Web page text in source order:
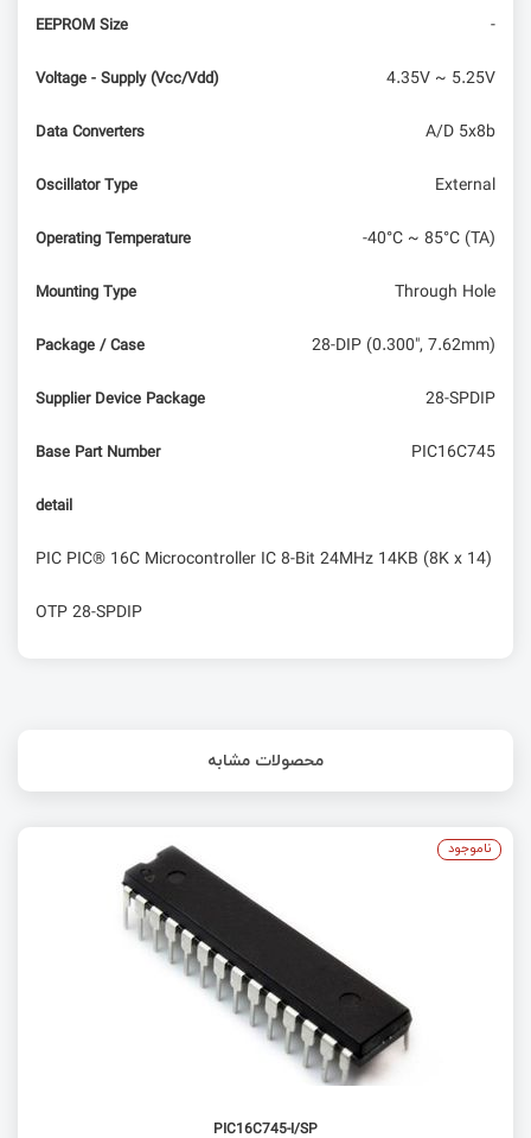
EEPROM Size -
Voltage - Supply (Vcc/Vdd) 4.35V ~ 5.25V
Data Converters A/D 5x8b
Oscillator Type External
Operating Temperature -40°C ~ 85°C (TA)
Mounting Type Through Hole
Package / Case 28-DIP (0.300", 7.62mm)
Supplier Device Package 28-SPDIP
Base Part Number PIC16C745
detail
PIC PIC® 16C Microcontroller IC 8-Bit 24MHz 14KB (8K x 14)
OTP 28-SPDIP
محصولات مشابه
PIC16C745-I/SP
ناموجود